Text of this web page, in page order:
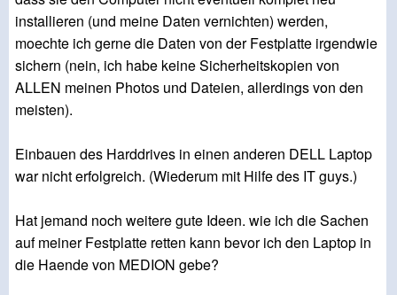
installieren (und meine Daten vernichten) werden,
moechte ich gerne die Daten von der Festplatte irgendwie
sichern (nein, ich habe keine Sicherheitskopien von
ALLEN meinen Photos und Dateien, allerdings von den
meisten).
Einbauen des Harddrives in einen anderen DELL Laptop
war nicht erfolgreich. (Wiederum mit Hilfe des IT guys.)
Hat jemand noch weitere gute Ideen. wie ich die Sachen
auf meiner Festplatte retten kann bevor ich den Laptop in
die Haende von MEDION gebe?